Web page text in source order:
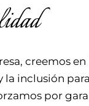
creemos
la inclusión
por